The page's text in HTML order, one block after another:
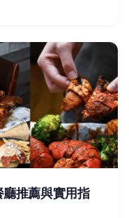
推薦與實用指